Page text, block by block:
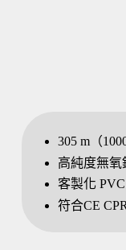
305 m（
高純度無氧
客製化
符合CE